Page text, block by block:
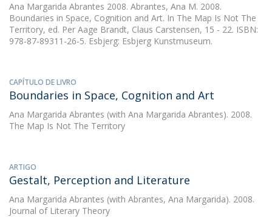
Ana Margarida Abrantes 2008. Abrantes, Ana M. 2008.
Boundaries in Space, Cognition and Art. In The Map Is Not The
Territory, ed. Per Aage Brandt, Claus Carstensen, 15 - 22. ISBN:
978-87-89311-26-5. Esbjerg: Esbjerg Kunstmuseum.
CAPÍTULO DE LIVRO
Boundaries in Space, Cognition and Art
Ana Margarida Abrantes (with Ana Margarida Abrantes). 2008.
The Map Is Not The Territory
ARTIGO
Gestalt, Perception and Literature
Ana Margarida Abrantes (with Abrantes, Ana Margarida). 2008.
Journal of Literary Theory